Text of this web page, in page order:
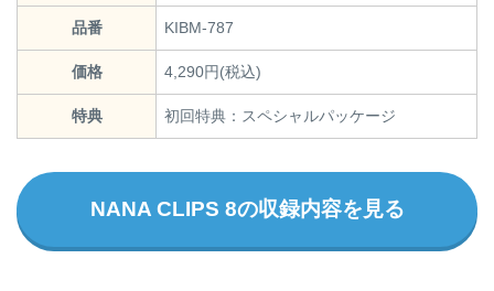
品番 KIBM-787
価格 4,290円(税込)
特典 初回特典：スペシャルパッケージ
NANA CLIPS 8の収録内容を見る